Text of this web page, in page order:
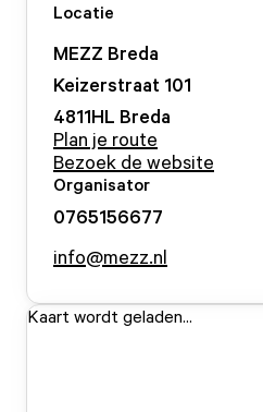
Locatie
MEZZ Breda
Keizerstraat 101
4811HL Breda
Plan je route
Bezoek de website
Organisator
0765156677
info@mezz.nl
Kaart wordt geladen...